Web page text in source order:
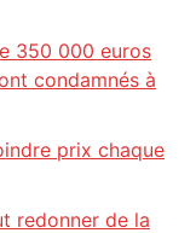
350 000 euros
condamnés à
prix chaque
redonner de la